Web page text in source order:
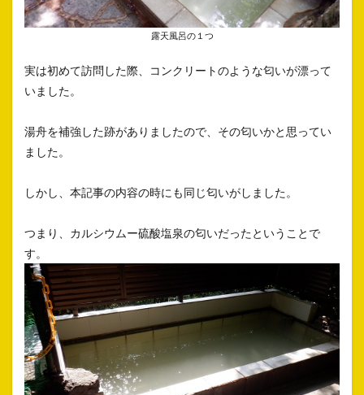
露天風呂の１つ
実は初めて訪問した際、コンクリートのような匂いが漂って
いました。
湯舟を補強した跡がありましたので、その匂いかと思ってい
ました。
しかし、本記事の内容の時にも同じ匂いがしました。
つまり、カルシウムー硫酸塩泉の匂いだったということで
す。